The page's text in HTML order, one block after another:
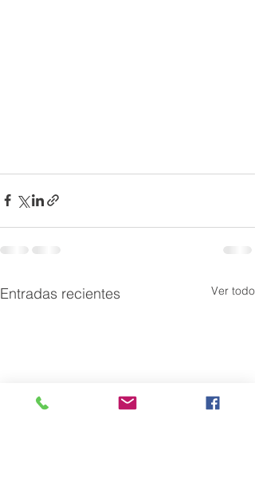
Entradas recientes Ver todo